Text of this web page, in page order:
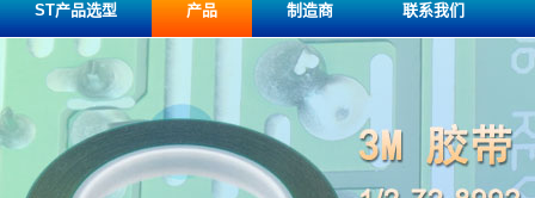
ST产品选型 产品 制造商 联系我们